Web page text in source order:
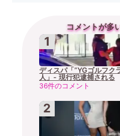
コメントが多
ディスパ「”YGゴルフク
人」- 現行犯逮捕される
36件のコメント